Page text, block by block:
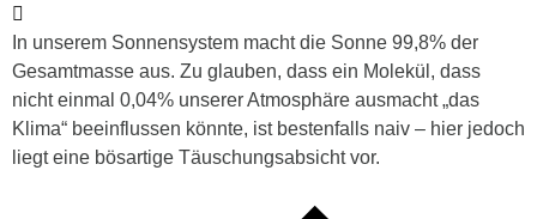
In unserem Sonnensystem macht die Sonne 99,8% der
Gesamtmasse aus. Zu glauben, dass ein Molekül, dass
nicht einmal 0,04% unserer Atmosphäre ausmacht „das
Klima“ beeinflussen könnte, ist bestenfalls naiv – hier jedoch
liegt eine bösartige Täuschungsabsicht vor.